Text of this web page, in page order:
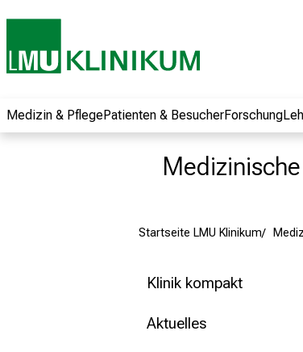
Medizin & PflegePatienten & BesucherForschung
Startseite LMU Klinikum
Klinik kompakt
Aktuelles
Informationen zu
Jobs, Ausbildungen
Weiterbildungen.
Kommen Sie
begeistern – ganz
ohne Anmeldung.